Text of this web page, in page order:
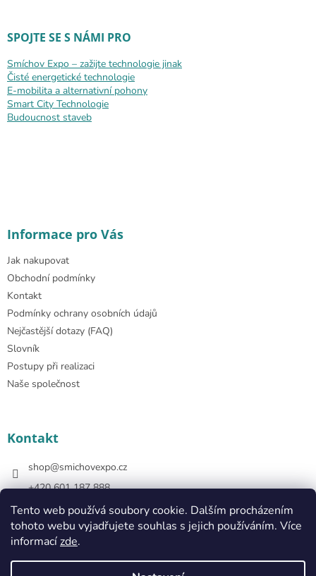
Tento web používá soubory cookie. Dalším procházením
tohoto webu vyjadřujete souhlas s jejich používáním. Více
informacízde.
SPOJTE SE S NÁMI PRO
Smíchov Expo – zažijte technologie jinak
Čisté energetické technologie
E-mobilita a alternativní pohony
Smart City Technologie
Budoucnost staveb
Informace pro Vás
Jak nakupovat
Obchodní podmínky
Kontakt
Podmínky ochrany osobních údajů
Nejčastější dotazy (FAQ)
Slovník
Postupy při realizaci
Naše společnost
Kontakt
shop@smichovexpo.cz
+420 601 187 888
https://www.facebook.com/smichovexposhop
smichovexposhop